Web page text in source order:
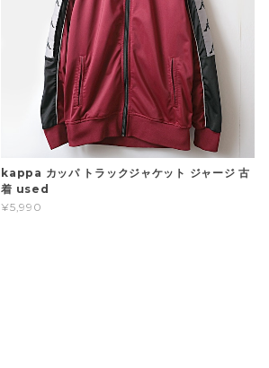
kappa カッパ トラックジャケット ジャージ 古
着 used
¥5,990